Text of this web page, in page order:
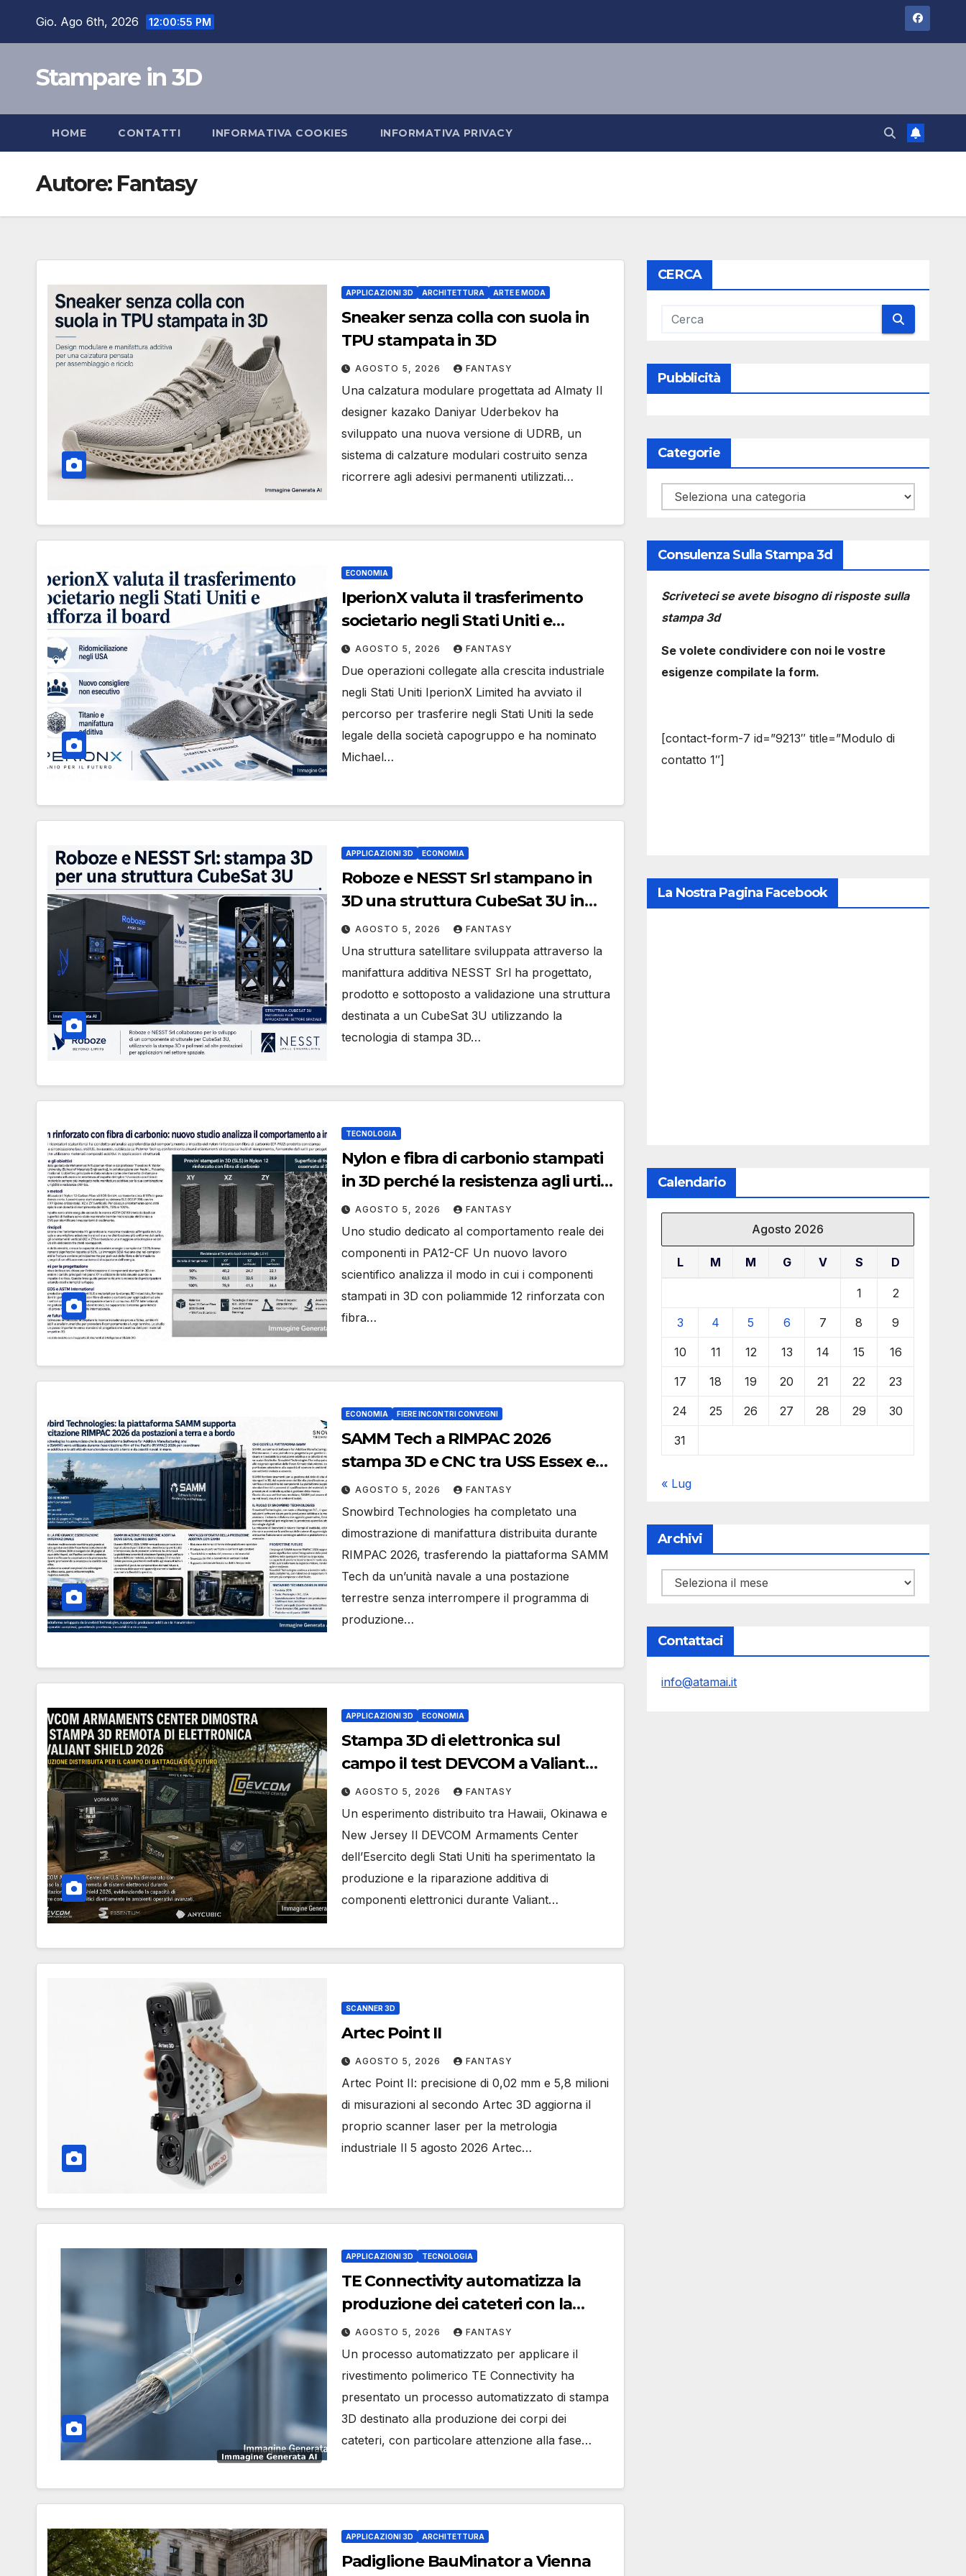
Gio. Ago 6th, 2026 12:00:56 PM
Stampare in 3D
HOME CONTATTI INFORMATIVA COOKIES INFORMATIVA PRIVACY
Autore: Fantasy
APPLICAZIONI 3D ARCHITETTURA ARTE E MODA
Sneaker senza colla con suola in
TPU stampata in 3D
AGOSTO 5, 2026 FANTASY
Una calzatura modulare progettata ad Almaty Il
designer kazako Daniyar Uderbekov ha
sviluppato una nuova versione di UDRB, un
sistema di calzature modulari costruito senza
ricorrere agli adesivi permanenti utilizzati…
ECONOMIA
IperionX valuta il trasferimento
societario negli Stati Uniti e
rafforza il board, ha nominato
Michael J. Loparco amministratore
indipendente non esecutivo
AGOSTO 5, 2026 FANTASY
Due operazioni collegate alla crescita industriale
negli Stati Uniti IperionX Limited ha avviato il
percorso per trasferire negli Stati Uniti la sede
legale della società capogruppo e ha nominato
Michael…
APPLICAZIONI 3D ECONOMIA
Roboze e NESST Srl stampano in
3D una struttura CubeSat 3U in
Carbon PEEK
AGOSTO 5, 2026 FANTASY
Una struttura satellitare sviluppata attraverso la
manifattura additiva NESST Srl ha progettato,
prodotto e sottoposto a validazione una struttura
destinata a un CubeSat 3U utilizzando la
tecnologia di stampa 3D…
TECNOLOGIA
Nylon e fibra di carbonio stampati
in 3D perché la resistenza agli urti
dipende dal processo
AGOSTO 5, 2026 FANTASY
Uno studio dedicato al comportamento reale dei
componenti in PA12-CF Un nuovo lavoro
scientifico analizza il modo in cui i componenti
stampati in 3D con poliammide 12 rinforzata con
fibra…
ECONOMIA FIERE INCONTRI CONVEGNI
SAMM Tech a RIMPAC 2026
stampa 3D e CNC tra USS Essex e
Schofield Barracks
AGOSTO 5, 2026 FANTASY
Snowbird Technologies ha completato una
dimostrazione di manifattura distribuita durante
RIMPAC 2026, trasferendo la piattaforma SAMM
Tech da un’unità navale a una postazione
terrestre senza interrompere il programma di
produzione…
APPLICAZIONI 3D ECONOMIA
Stampa 3D di elettronica sul
campo il test DEVCOM a Valiant
Shield 2026
AGOSTO 5, 2026 FANTASY
Un esperimento distribuito tra Hawaii, Okinawa e
New Jersey Il DEVCOM Armaments Center
dell’Esercito degli Stati Uniti ha sperimentato la
produzione e la riparazione additiva di
componenti elettronici durante Valiant…
SCANNER 3D
Artec Point II
AGOSTO 5, 2026 FANTASY
Artec Point II: precisione di 0,02 mm e 5,8 milioni
di misurazioni al secondo Artec 3D aggiorna il
proprio scanner laser per la metrologia
industriale Il 5 agosto 2026 Artec…
APPLICAZIONI 3D TECNOLOGIA
TE Connectivity automatizza la
produzione dei cateteri con la
stampa 3D
AGOSTO 5, 2026 FANTASY
Un processo automatizzato per applicare il
rivestimento polimerico TE Connectivity ha
presentato un processo automatizzato di stampa
3D destinato alla produzione dei corpi dei
cateteri, con particolare attenzione alla fase…
APPLICAZIONI 3D ARCHITETTURA
Padiglione BauMinator a Vienna
CERCA
Pubblicità
Categorie
Categorie
Consulenza Sulla Stampa 3d
Scriveteci se avete bisogno di risposte sulla
stampa 3d
Se volete condividere con noi le vostre
esigenze compilate la form.
[contact-form-7 id=”9213″ title=”Modulo di
contatto 1″]
La Nostra Pagina Facebook
Calendario
Agosto 2026
L M M G V S D
1 2
3 4 5 6 7 8 9
10 11 12 13 14 15 16
17 18 19 20 21 22 23
24 25 26 27 28 29 30
31
« Lug
Archivi
Archivi
Contattaci
info@atamai.it